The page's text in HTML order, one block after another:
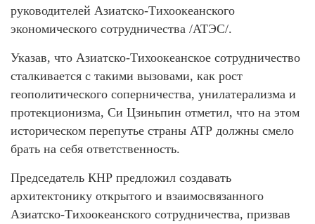
руководителей Азиатско-Тихоокеанского
экономического сотрудничества /АТЭС/.
Указав, что Азиатско-Тихоокеанское сотрудничество
сталкивается с такими вызовами, как рост
геополитического соперничества, унилатерализма и
протекционизма, Си Цзиньпин отметил, что на этом
историческом перепутье страны АТР должны смело
брать на себя ответственность.
Председатель КНР предложил создавать
архитектонику открытого и взаимосвязанного
Азиатско-Тихоокеанского сотрудничества, призвав